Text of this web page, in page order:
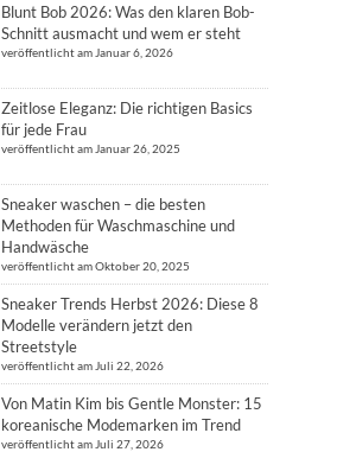
Blunt Bob 2026: Was den klaren Bob-
Schnitt ausmacht und wem er steht
veröffentlicht am Januar 6, 2026
Zeitlose Eleganz: Die richtigen Basics
für jede Frau
veröffentlicht am Januar 26, 2025
Sneaker waschen – die besten
Methoden für Waschmaschine und
Handwäsche
veröffentlicht am Oktober 20, 2025
Sneaker Trends Herbst 2026: Diese 8
Modelle verändern jetzt den
Streetstyle
veröffentlicht am Juli 22, 2026
Von Matin Kim bis Gentle Monster: 15
koreanische Modemarken im Trend
veröffentlicht am Juli 27, 2026